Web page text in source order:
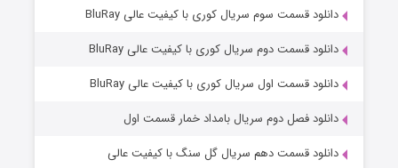
مردگان متحرک: شهر مرده ۳
قسمت۲ (زیرنویس) منتشر شد
دانلود قسمت سوم سریال کوری با کیفیت عالی BluRay
دانلود قسمت دوم سریال کوری با کیفیت عالی BluRay
دانلود قسمت اول سریال کوری با کیفیت عالی BluRay
دانلود فصل دوم سریال بامداد خمار قسمت اول
دانلود قسمت دهم سریال گل سنگ با کیفیت عالی